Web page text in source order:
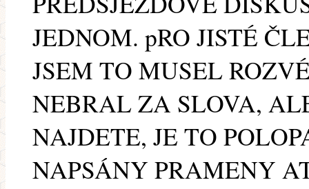
JEDNOM. pRO JISTÉ
JSEM TO MUSEL
NEBRAL ZA SLOVA,
NAJDETE, JE TO
NAPSÁNY PRAMENY